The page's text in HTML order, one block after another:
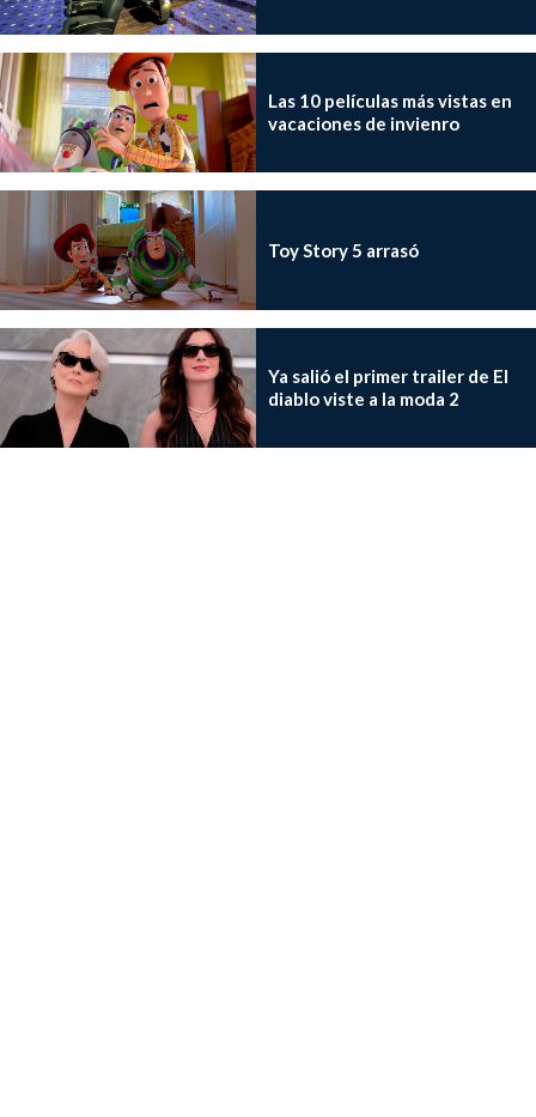
Las 10 películas más vistas en
vacaciones de invienro
Toy Story 5 arrasó
Ya salió el primer trailer de El
diablo viste a la moda 2